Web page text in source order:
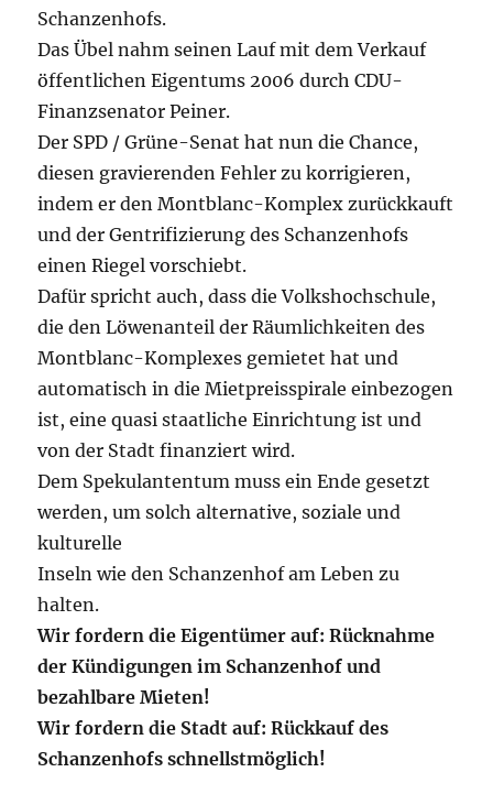
Schanzenhofs.
Das Übel nahm seinen Lauf mit dem Verkauf
öffentlichen Eigentums 2006 durch CDU-
Finanzsenator Peiner.
Der SPD / Grüne-Senat hat nun die Chance,
diesen gravierenden Fehler zu korrigieren,
indem er den Montblanc-Komplex zurückkauft
und der Gentrifizierung des Schanzenhofs
einen Riegel vorschiebt.
Dafür spricht auch, dass die Volkshochschule,
die den Löwenanteil der Räumlichkeiten des
Montblanc-Komplexes gemietet hat und
automatisch in die Mietpreisspirale einbezogen
ist, eine quasi staatliche Einrichtung ist und
von der Stadt finanziert wird.
Dem Spekulantentum muss ein Ende gesetzt
werden, um solch alternative, soziale und
kulturelle
Inseln wie den Schanzenhof am Leben zu
halten.
Wir fordern die Eigentümer auf: Rücknahme
der Kündigungen im Schanzenhof und
bezahlbare Mieten!
Wir fordern die Stadt auf: Rückkauf des
Schanzenhofs schnellstmöglich!